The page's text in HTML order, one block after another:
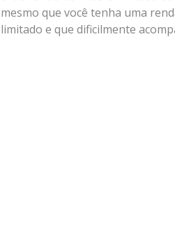
mesmo que você tenha uma
limitado e que dificilmente